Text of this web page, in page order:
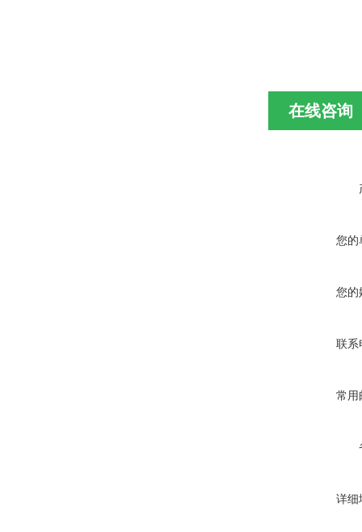
在线咨询
您的
您的
联系
常用
详细